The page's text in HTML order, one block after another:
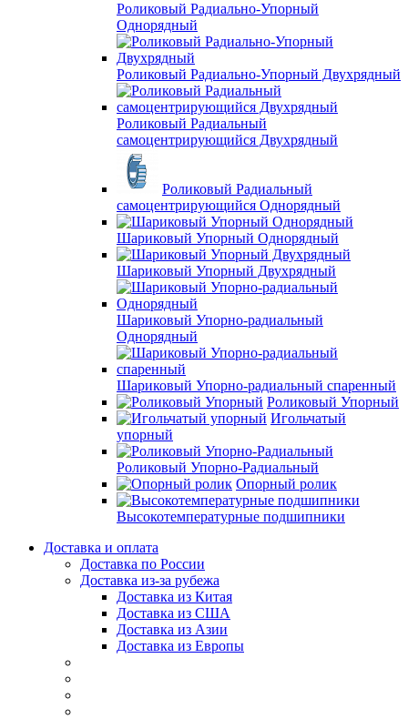
Роликовый Радиально-Упорный
Однорядный
Роликовый Радиально-Упорный Двухрядный
Роликовый Радиальный
самоцентрирующийся Двухрядный
Роликовый Радиальный
самоцентрирующийся Однорядный
Шариковый Упорный Однорядный
Шариковый Упорный Двухрядный
Шариковый Упорно-радиальный
Однорядный
Шариковый Упорно-радиальный спаренный
Роликовый Упорный
Игольчатый
упорный
Роликовый Упорно-Радиальный
Опорный ролик
Высокотемпературные подшипники
Доставка и оплата
Доставка по России
Доставка из-за рубежа
Доставка из Китая
Доставка из США
Доставка из Азии
Доставка из Европы